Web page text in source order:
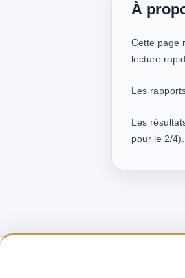
À
Cette page
lecture
Les
Les
pour le 2/4).